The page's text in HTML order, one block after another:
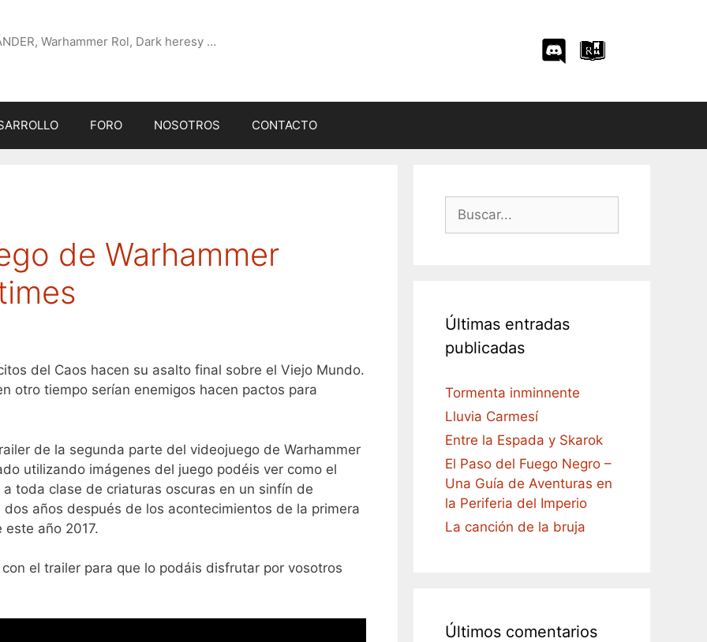
Warhammer Rol, Dark heresy …
FORO NOSOTROS CONTACTO
de Warhammer
del Caos hacen su asalto final sobre el Viejo Mundo.
otro tiempo serían enemigos hacen pactos para
de la segunda parte del videojuego de Warhammer
utilizando imágenes del juego podéis ver como el
toda clase de criaturas oscuras en un sinfín de
años después de los acontecimientos de la primera
año 2017.
el trailer para que lo podáis disfrutar por vosotros
Buscar:
Últimas entradas
publicadas
Tormenta inminnente
Lluvia Carmesí
Entre la Espada y Skarok
El Paso del Fuego Negro –
Una Guía de Aventuras en
la Periferia del Imperio
La canción de la bruja
Últimos comentarios